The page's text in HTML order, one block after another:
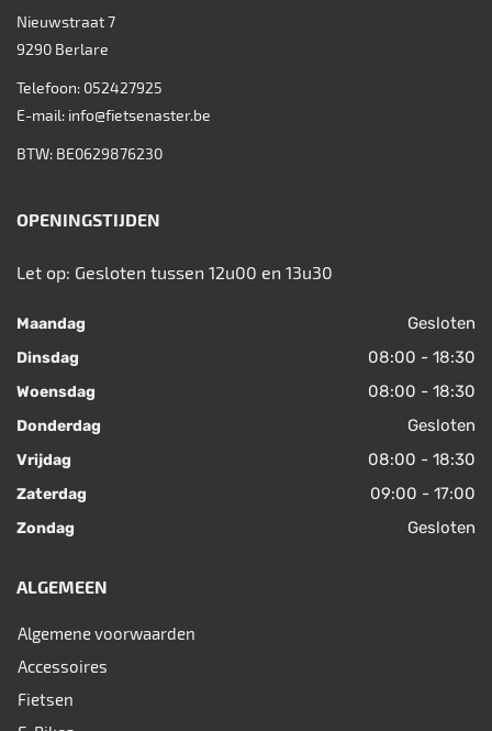
Nieuwstraat 7
9290 Berlare
Telefoon: 052427925
E-mail: info@fietsenaster.be
BTW: BE0629876230
OPENINGSTIJDEN
Let op: Gesloten tussen 12u00 en 13u30
Maandag Gesloten
Dinsdag 08:00 - 18:30
Woensdag 08:00 - 18:30
Donderdag Gesloten
Vrijdag 08:00 - 18:30
Zaterdag 09:00 - 17:00
Zondag Gesloten
ALGEMEEN
Algemene voorwaarden
Accessoires
Fietsen